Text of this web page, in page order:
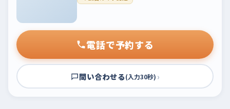
電話で予約する
問い合わせる(入力30秒) ›